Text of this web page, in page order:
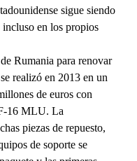
sigue siendo
incluso en los propios
Rumania para renovar
realizó en 2013 en un
de euros con
16 MLU. La
piezas de repuesto,
de soporte se